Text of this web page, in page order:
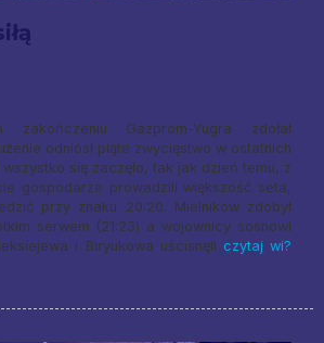
zakończeniu Gazprom-Yugra zdołał
odniósł piąte zwycięstwo w ostatnich
się zaczęło, tak jak dzień temu, z
gospodarze prowadzili większość seta,
przy znaku 20:20. Mielnikow zdobył
serwem (21:23) a wojownicy sosnowi
i Biryukowa uścisnęli czytaj wi?